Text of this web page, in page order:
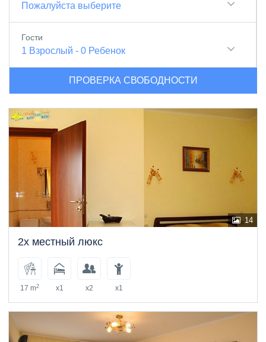
Пожалуйста выберите
Гости
1 Взрослый - 0 Ребенок
ПРОВЕРКА СВОБОДНОСТИ
14
2х местный люкс
17 m2 x1 x2 x1